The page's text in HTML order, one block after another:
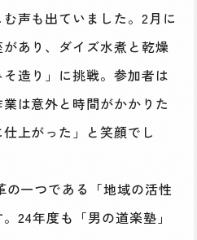
声も出ていました。2月に
あり、ダイズ水煮と乾燥
造り」に挑戦。参加者は
は意外と時間がかかりた
上がった」と笑顔でし
一つである「地域の活性
24年度も「男の道楽塾」